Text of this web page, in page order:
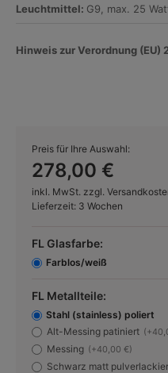
Leuchtmittel: G9, max. 25
Hinweis zur Verordnung (EU)
Preis für Ihre Auswahl:
278,00 €
inkl. MwSt. zzgl.
Lieferzeit: 3 Wochen
FL Glasfarbe:
Farblos/weiß
FL Metallteile:
Stahl (stainless) poliert
Alt-Messing patiniert
Messing (+40,00 €)
Schwarz matt